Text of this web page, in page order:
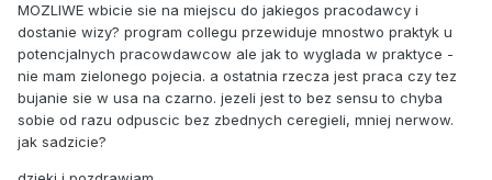
MOZLIWE wbicie sie na miejscu do jakiegos pracodawcy i
dostanie wizy? program collegu przewiduje mnostwo praktyk u
potencjalnych pracowdawcow ale jak to wyglada w praktyce -
nie mam zielonego pojecia. a ostatnia rzecza jest praca czy tez
bujanie sie w usa na czarno. jezeli jest to bez sensu to chyba
sobie od razu odpuscic bez zbednych ceregieli, mniej nerwow.
jak sadzicie?